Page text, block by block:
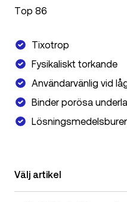
Top 86
Tixotrop
Fysikaliskt torkande
Användarvänlig vid
Binder porösa
Välj artikel